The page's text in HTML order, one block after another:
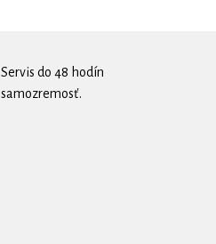
Servis do 48 hodín
samozremosť.